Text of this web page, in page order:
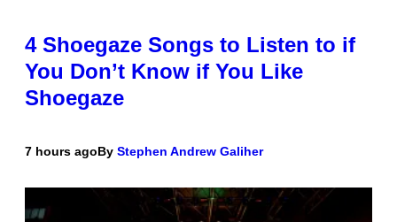
4 Shoegaze Songs to Listen to if
You Don’t Know if You Like
Shoegaze
7 hours agoBy Stephen Andrew Galiher